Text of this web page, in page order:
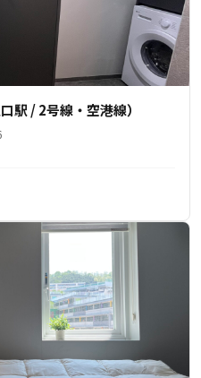
駅 / 2号線・空港線）